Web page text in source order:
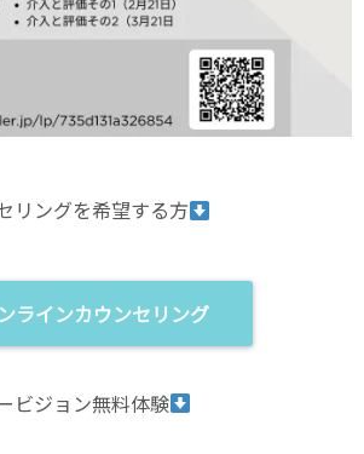
リングを希望する方
ラインカウンセリング
ビジョン無料体験